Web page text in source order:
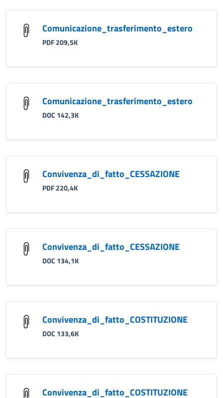
Comunicazione_trasferimento_estero
PDF 209,5K
Comunicazione_trasferimento_estero
DOC 142,3K
Convivenza_di_fatto_CESSAZIONE
PDF 220,4K
Convivenza_di_fatto_CESSAZIONE
DOC 134,1K
Convivenza_di_fatto_COSTITUZIONE
DOC 133,6K
Convivenza_di_fatto_COSTITUZIONE